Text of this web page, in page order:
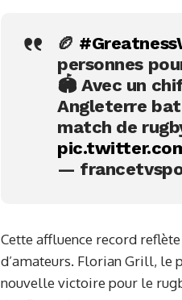
🏉
personnes
🏟️ Avec un
Angleterre
match de
—
Cette affluence record
d’amateurs. Florian Grill, le
nouvelle victoire pour le